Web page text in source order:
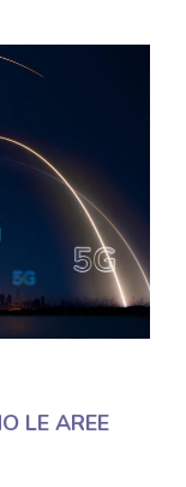
LE AREE